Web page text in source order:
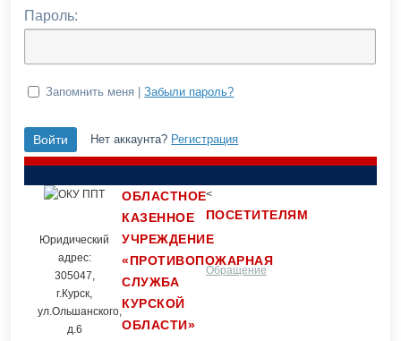
Пароль:
Запомнить меня |Забыли пароль?
Нет аккаунта? Регистрация
Юридический
адрес:
305047,
г.Курск,
ул.Ольшанского,
д.6
ОБЛАСТНОЕ
КАЗЕННОЕ
УЧРЕЖДЕНИЕ
«ПРОТИВОПОЖАРНАЯ
СЛУЖБА
КУРСКОЙ
ОБЛАСТИ»
<
ПОСЕТИТЕЛЯМ
Обращение